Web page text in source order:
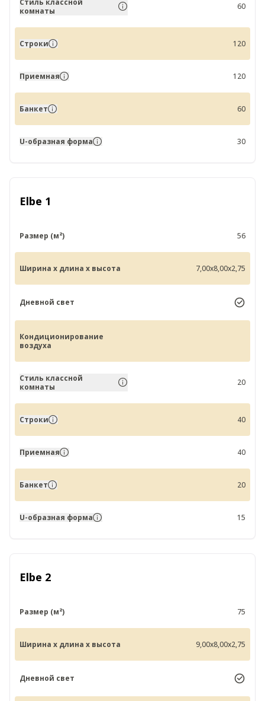
Стиль классной
комнаты
60
Строки 120
Приемная 120
Банкет 60
U-образная форма 30
Elbe 1
Размер (м²) 56
Ширина x длина x высота 7,00x8,00x2,75
Дневной свет
Кондиционирование
воздуха
Стиль классной
комнаты
20
Строки 40
Приемная 40
Банкет 20
U-образная форма 15
Elbe 2
Размер (м²) 75
Ширина x длина x высота 9,00x8,00x2,75
Дневной свет